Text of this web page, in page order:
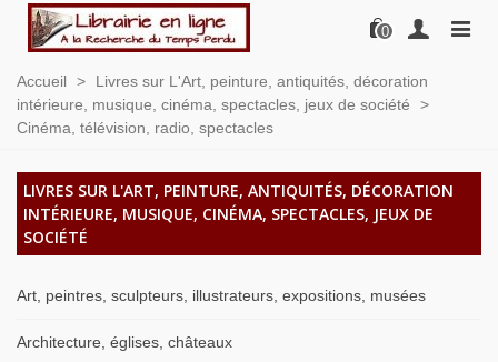
0
Accueil >
Livres sur L'Art, peinture, antiquités, décoration
intérieure, musique, cinéma, spectacles, jeux de société
>
Cinéma, télévision, radio, spectacles
LIVRES SUR L'ART, PEINTURE, ANTIQUITÉS, DÉCORATION
INTÉRIEURE, MUSIQUE, CINÉMA, SPECTACLES, JEUX DE
SOCIÉTÉ
Art, peintres, sculpteurs, illustrateurs, expositions, musées
Architecture, églises, châteaux